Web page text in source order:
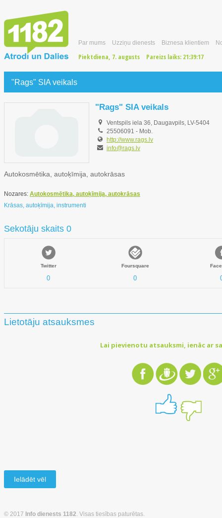
Par mums Uzziņu dienests Biznesa klientiem
Piektdiena, 7. augusts Pareizs laiks: 21:39:18
"Rags" SIA veikals
"Rags" SIA veikals
Ventspils iela 36, Daugavpils, LV-5404
25506091 - Mob.
http://www.rags.lv
info@rags.lv
Autokosmētika, autoķīmija, autokrāsas
Nozares: Autokosmētika, autoķīmija, autokrāsas
Krāsas, autoķīmija, instrumenti
Sekotāju skaits 0
Twitter
0
Foursquare
0
Lietotāju atsauksmes
Lai pievienotu atsauksmi, ienāc ar
Ielādēt vēl
© 2017 Info dienests 1182 . Visas tiesības paturētas.